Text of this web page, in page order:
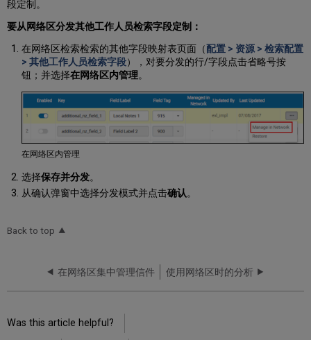
段定制。
要从网络区分发其他工作人员检索字段定制：
在网络区检索检索的其他字段映射表页面（配置 > 资源 > 检索配置
> 其他工作人员检索字段），对要分发的行/字段点击省略号按
钮；并选择在网络区内管理。
在网络区内管理
选择保存并分发。
从确认弹窗中选择分发模式并点击确认。
Back to top
在网络区集中管理信件 使用网络区时的分析
Was this article helpful?